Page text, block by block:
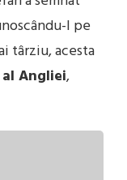
l pe
târziu, acesta
Angliei,